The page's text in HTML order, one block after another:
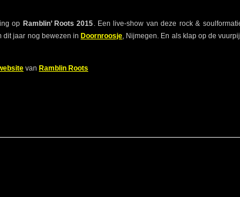
op Ramblin’ Roots 2015. Een live-show van deze rock &
dit jaar nog bewezen in Doornroosje, Nijmegen. En als klap op de
van Ramblin Roots